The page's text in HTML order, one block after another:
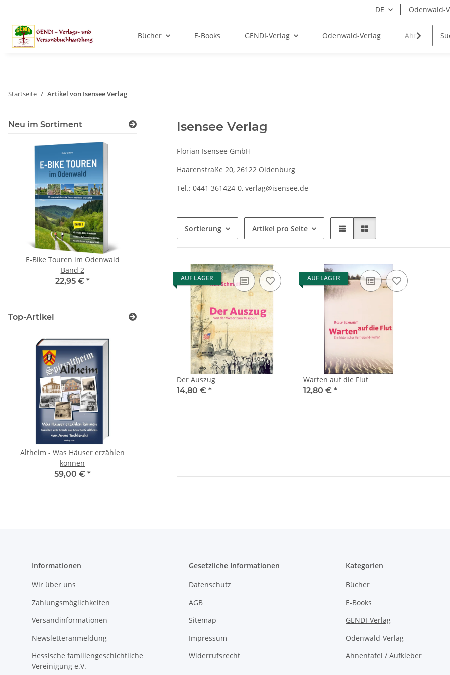
DE Odenwald-
Bücher E-Books GENDI-Verlag Odenwald-Verlag Ahnentafel /
Startseite Artikel von Isensee Verlag
Isensee Verlag
Florian Isensee GmbH
Haarenstraße 20, 26122 Oldenburg
Tel.: 0441 361424-0, verlag@isensee.de
Sortierung Artikel pro Seite
AUF LAGER
Der Auszug
14,80 € *
AUF LAGER
Warten auf die Flut
12,80 € *
Neu im Sortiment
E-Bike Touren im Odenwald
Band 2
22,95 € *
5,00 €*
26,90 €*
Top-Artikel
Altheim - Was Häuser erzählen
können
59,00 € *
Ortsfamilienbuch der Pfarrei
90,00 €*
Leben mit dem Schwerte - 300
35,00 €*
Informationen
Wir über uns
Zahlungsmöglichkeiten
Versandinformationen
Newsletteranmeldung
Hessische familiengeschichtliche
Vereinigung e.V.
Gesetzliche Informationen
Datenschutz
AGB
Sitemap
Impressum
Widerrufsrecht
Kategorien
Bücher
E-Books
GENDI-Verlag
Odenwald-Verlag
Ahnentafel / Aufkleber